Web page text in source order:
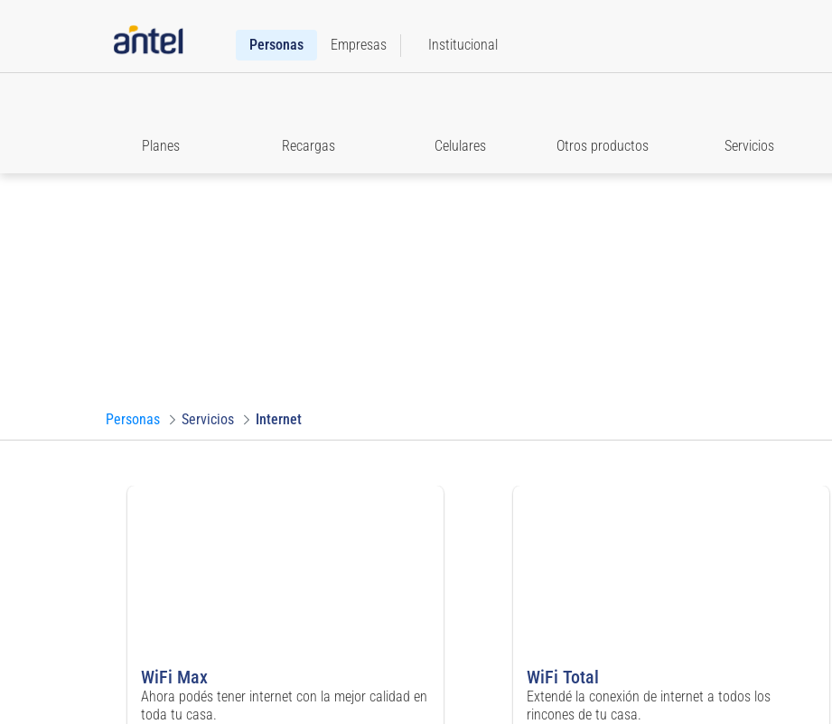
Personas Empresas Institucional
Planes Recargas Celulares Otros productos Servicios
Personas Servicios Internet
WiFi Max
Ahora podés tener internet con la mejor calidad en
toda tu casa.
WiFi Total
Extendé la conexión de internet a todos los
rincones de tu casa.